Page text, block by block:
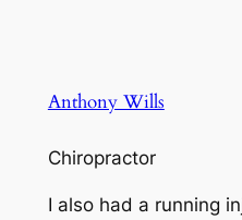
Anthony Wills
Chiropractor
I also had a running